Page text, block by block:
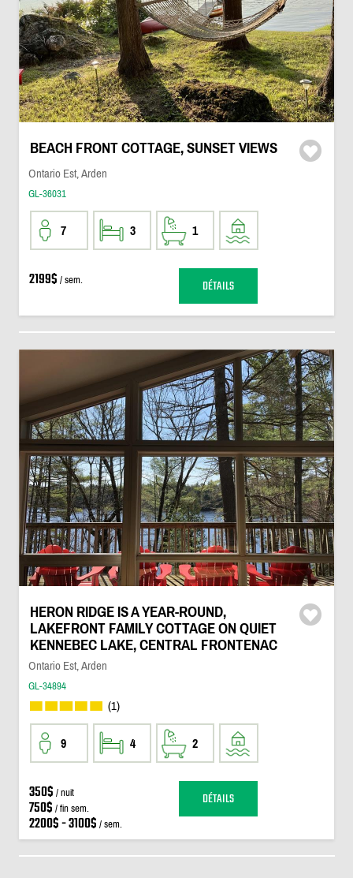
BEACH FRONT COTTAGE, SUNSET VIEWS
Ontario Est, Arden
GL-36031
7 3 1
2199$ / sem. DÉTAILS
HERON RIDGE IS A YEAR-ROUND,
LAKEFRONT FAMILY COTTAGE ON QUIET
KENNEBEC LAKE, CENTRAL FRONTENAC
Ontario Est, Arden
GL-34894
(1)
9 4 2
350$ / nuit
750$ / fin sem.
2200$ - 3100$ / sem.
DÉTAILS